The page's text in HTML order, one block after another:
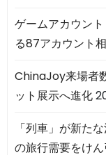
ゲームアカウン
る87アカウント
ChinaJoy来場者
ット展示へ進化
「列車」が新た
の旅行需要をけん